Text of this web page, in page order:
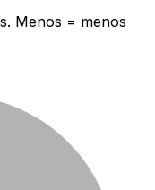
Menos = menos